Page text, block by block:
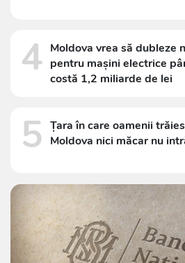
4 Moldova vrea să dubleze
pentru mașini electrice
costă 1,2 miliarde de lei
5 Țara în care oamenii
Moldova nici măcar nu